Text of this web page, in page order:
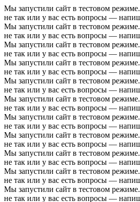
Мы запустили сайт в тестовом
не так или у вас есть вопросы —
Мы запустили сайт в тестовом
не так или у вас есть вопросы —
Мы запустили сайт в тестовом
не так или у вас есть вопросы —
Мы запустили сайт в тестовом
не так или у вас есть вопросы —
Мы запустили сайт в тестовом
не так или у вас есть вопросы —
Мы запустили сайт в тестовом
не так или у вас есть вопросы —
Мы запустили сайт в тестовом
не так или у вас есть вопросы —
Мы запустили сайт в тестовом
не так или у вас есть вопросы —
Мы запустили сайт в тестовом
не так или у вас есть вопросы —
Мы запустили сайт в тестовом
не так или у вас есть вопросы —
Мы запустили сайт в тестовом
не так или у вас есть вопросы —